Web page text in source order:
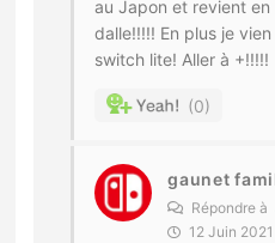
au Japon et revient en
dalle!!!!! En plus je
switch lite! Aller à +!!!!!
0
gaunet
Répondre à
12 Juin